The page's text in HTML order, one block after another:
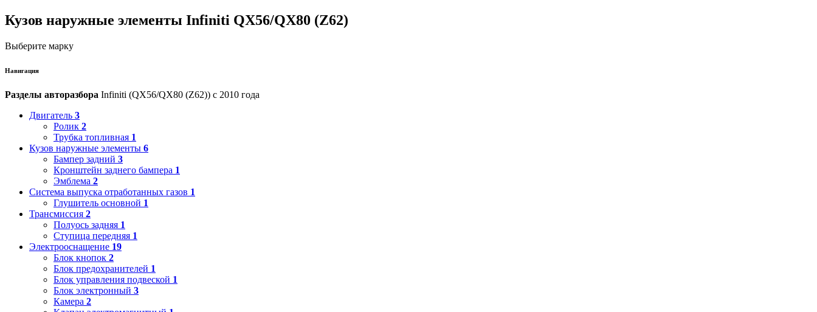
Кузов наружные элементы Infiniti QX56/QX80 (Z62)
Выберите марку
Навигация
Разделы авторазбора Infiniti (QX56/QX80 (Z62)) с 2010 года
Двигатель 3
Ролик 2
Трубка топливная 1
Кузов наружные элементы 6
Бампер задний 3
Кронштейн заднего бампера 1
Эмблема 2
Система выпуска отработанных газов 1
Глушитель основной 1
Трансмиссия 2
Полуось задняя 1
Ступица передняя 1
Электрооснащение 19
Блок кнопок 2
Блок предохранителей 1
Блок управления подвеской 1
Блок электронный 3
Камера 2